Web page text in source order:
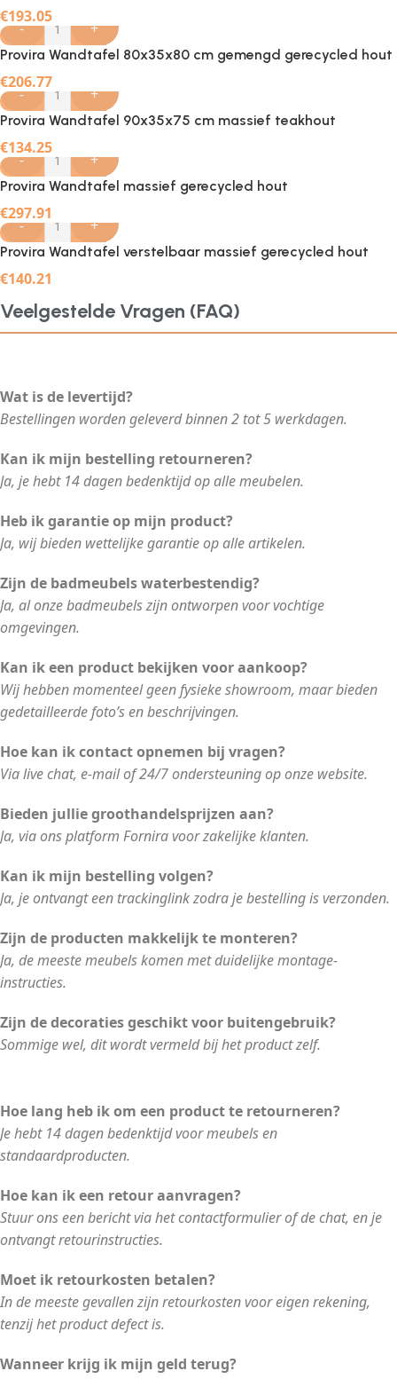
€193.05
- +
Provira Wandtafel 80x35x80 cm gemengd gerecycled hout
€206.77
- +
Provira Wandtafel 90x35x75 cm massief teakhout
€134.25
- +
Provira Wandtafel massief gerecycled hout
€297.91
- +
Provira Wandtafel verstelbaar massief gerecycled hout
€140.21
Veelgestelde Vragen (FAQ)
Wat is de levertijd?
Bestellingen worden geleverd binnen 2 tot 5 werkdagen.
Kan ik mijn bestelling retourneren?
Ja, je hebt 14 dagen bedenktijd op alle meubelen.
Heb ik garantie op mijn product?
Ja, wij bieden wettelijke garantie op alle artikelen.
Zijn de badmeubels waterbestendig?
Ja, al onze badmeubels zijn ontworpen voor vochtige
omgevingen.
Kan ik een product bekijken voor aankoop?
Wij hebben momenteel geen fysieke showroom, maar bieden
gedetailleerde foto’s en beschrijvingen.
Hoe kan ik contact opnemen bij vragen?
Via live chat, e-mail of 24/7 ondersteuning op onze website.
Bieden jullie groothandelsprijzen aan?
Ja, via ons platform Fornira voor zakelijke klanten.
Kan ik mijn bestelling volgen?
Ja, je ontvangt een trackinglink zodra je bestelling is verzonden.
Zijn de producten makkelijk te monteren?
Ja, de meeste meubels komen met duidelijke montage-
instructies.
Zijn de decoraties geschikt voor buitengebruik?
Sommige wel, dit wordt vermeld bij het product zelf.
Hoe lang heb ik om een product te retourneren?
Je hebt 14 dagen bedenktijd voor meubels en
standaardproducten.
Hoe kan ik een retour aanvragen?
Stuur ons een bericht via het contactformulier of de chat, en je
ontvangt retourinstructies.
Moet ik retourkosten betalen?
In de meeste gevallen zijn retourkosten voor eigen rekening,
tenzij het product defect is.
Wanneer krijg ik mijn geld terug?